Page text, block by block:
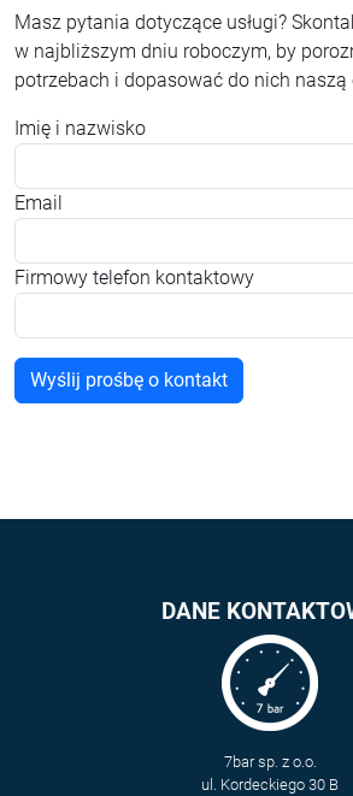
Masz pytania dotyczące usługi?
w najbliższym dniu roboczym, by
potrzebach i dopasować do nich naszą
Imię i nazwisko
Email
Firmowy telefon kontaktowy
DANE
7bar sp. z o.o.
ul. Kordeckiego 30 B